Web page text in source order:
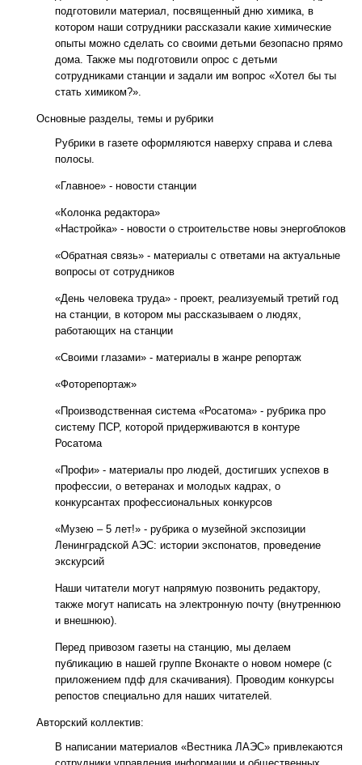
подготовили материал, посвященный дню химика, в
котором наши сотрудники рассказали какие химические
опыты можно сделать со своими детьми безопасно прямо
дома. Также мы подготовили опрос с детьми
сотрудниками станции и задали им вопрос «Хотел бы ты
стать химиком?».
Основные разделы, темы и рубрики
Рубрики в газете оформляются наверху справа и слева
полосы.
«Главное» - новости станции
«Колонка редактора»
«Настройка» - новости о строительстве новы энергоблоков
«Обратная связь» - материалы с ответами на актуальные
вопросы от сотрудников
«День человека труда» - проект, реализуемый третий год
на станции, в котором мы рассказываем о людях,
работающих на станции
«Своими глазами» - материалы в жанре репортаж
«Фоторепортаж»
«Производственная система «Росатома» - рубрика про
систему ПСР, которой придерживаются в контуре
Росатома
«Профи» - материалы про людей, достигших успехов в
профессии, о ветеранах и молодых кадрах, о
конкурсантах профессиональных конкурсов
«Музею – 5 лет!» - рубрика о музейной экспозиции
Ленинградской АЭС: истории экспонатов, проведение
экскурсий
Наши читатели могут напрямую позвонить редактору,
также могут написать на электронную почту (внутреннюю
и внешнюю).
Перед привозом газеты на станцию, мы делаем
публикацию в нашей группе Вконакте о новом номере (с
приложением пдф для скачивания). Проводим конкурсы
репостов специально для наших читателей.
Авторский коллектив:
В написании материалов «Вестника ЛАЭС» привлекаются